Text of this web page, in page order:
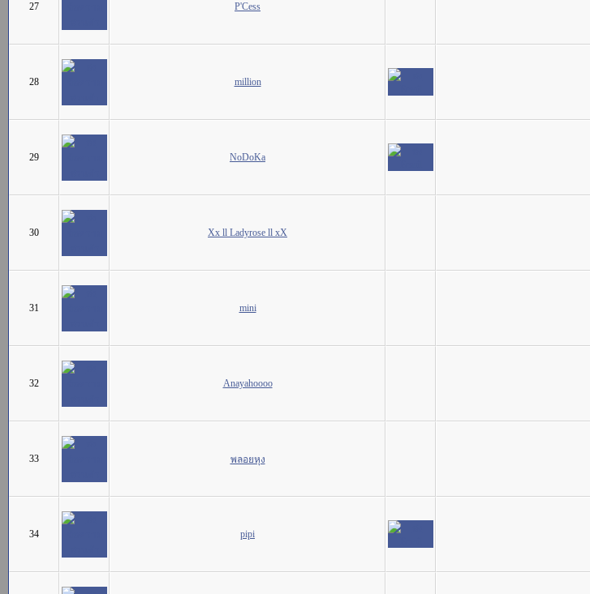
27 P'Cess
28 million
29 NoDoKa
30 Xx ll Ladyrose ll xX
31 mini
32 Anayahoooo
33 พลอยหุง
34 pipi